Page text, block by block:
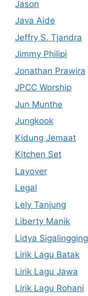
Jason
Java Aide
Jeffry S. Tjandra
Jimmy Philipi
Jonathan Prawira
JPCC Worship
Jun Munthe
Jungkook
Kidung Jemaat
Kitchen Set
Layover
Legal
Lely Tanjung
Liberty Manik
Lidya Sigalingging
Lirik Lagu Batak
Lirik Lagu Jawa
Lirik Lagu Rohani